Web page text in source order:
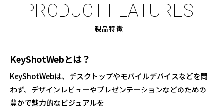
PRODUCT FEATURES
製品特徴
KeyShotWebとは？
KeyShotWebは、デスクトップやモバイルデバイスなどを問
わず、デザインレビューやプレゼンテーションなどのための
豊かで魅力的なビジュアルを